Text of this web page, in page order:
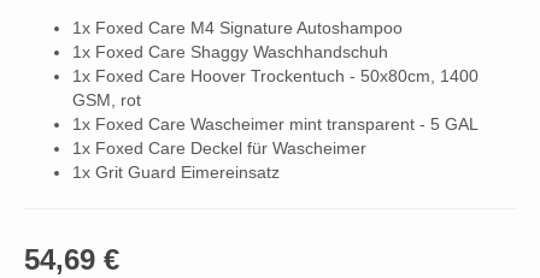
1x Foxed Care M4 Signature Autoshampoo
1x Foxed Care Shaggy Waschhandschuh
1x Foxed Care Hoover Trockentuch - 50x80cm, 1400
GSM, rot
1x Foxed Care Wascheimer mint transparent - 5 GAL
1x Foxed Care Deckel für Wascheimer
1x Grit Guard Eimereinsatz
54,69 €